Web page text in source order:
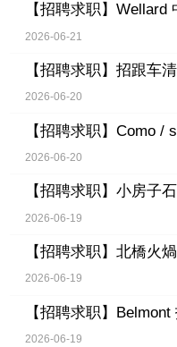
【招聘求职】 Wellard
2026-06-21
【招聘求职】 招跟车
2026-06-20
【招聘求职】 Como /
2026-06-20
【招聘求职】 小房子
2026-06-19
【招聘求职】 北橋火
2026-06-19
【招聘求职】 Belmont
2026-06-19